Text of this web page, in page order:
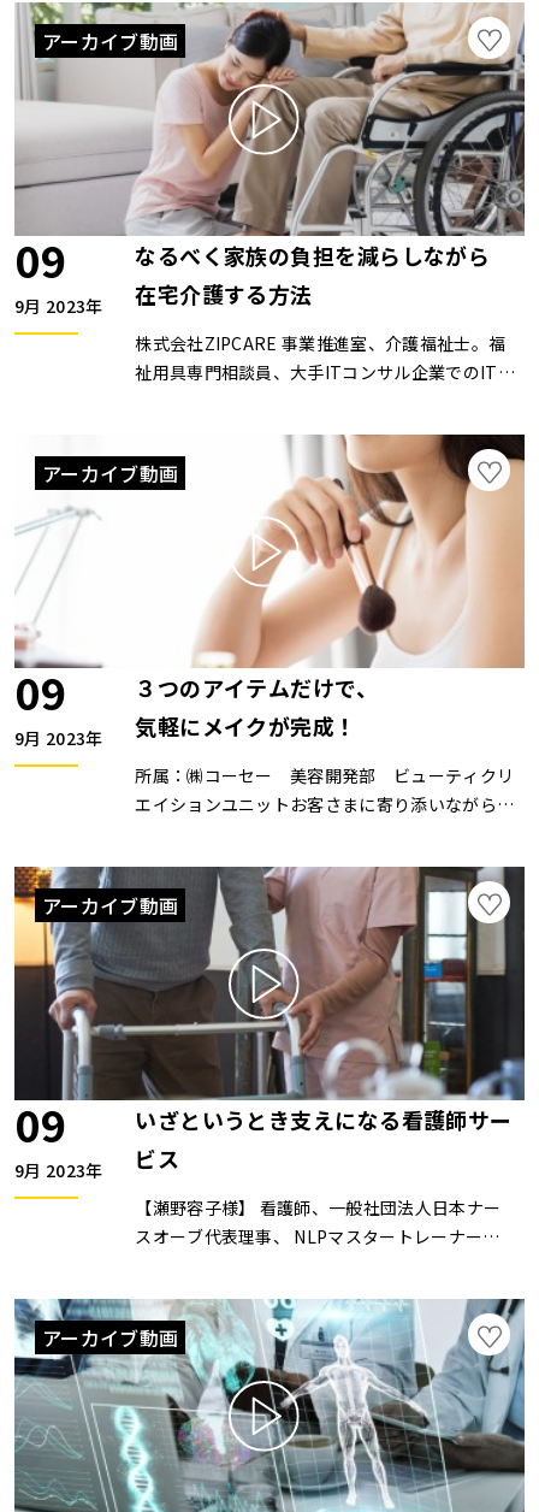
いうテーマの講演活動も行っており、NHK文化セ
ンターにて、同テーマの他「住まいの終活」とい
うテーマで講師も勤めている。ZOOMセミナーは
開催していません。
アーカイブ動画
09
9月 2023年
なるべく家族の負担を減らしながら
在宅介護する方法
株式会社ZIPCARE 事業推進室、介護福祉士。福
祉用具専門相談員、大手ITコンサル企業でのITコ
すべく、2020年に（株）ZIPCAREへ参画。「介
護従事者の負担を減らし、笑顔あふれる介護をつ
くる」ことをビジョンに掲げ、介護業界のICTへ
の課題に対し「みまもりメーカー」として取り組
んでいる。ZOOMセミナーは開催していません。
アーカイブ動画
09
9月 2023年
３つのアイテムだけで、
気軽にメイクが完成！
所属：㈱コーセー 美容開発部 ビューティクリ
エイションユニットお客さまに寄り添いながら、
心旺盛でトレンドや新しいものを探求しつつ、バ
リエーション豊かなメイクのアイデアへと活かし
ている。メイクを通じ個人の魅力を最大限に引き
立てたいという想いで、日々取り組んでいる
ZOOMセミナーは開催していません。
アーカイブ動画
09
9月 2023年
いざというとき支えになる看護師サー
ビス
【瀬野容子様】 看護師、一般社団法人日本ナー
スオーブ代表理事、 NLPマスタートレーナー、
護師経験を活かし、「心から健康な社会」を目指
して10名の看護師チームと共に、より良い親の
看取りと介護サポート、従業者向けのウェルネス
講座等を行なっている 【喜多万里子様】 看護
師、（株）キタイエ 取締役、ナースプロジェク
ト部門統括、日本ナースオーブ理事。防衛医科大
学校高等看護学院卒業後、同大学病院にて勤務。
結婚、出産を経て看護師として復帰した際に、看
アーカイブ動画